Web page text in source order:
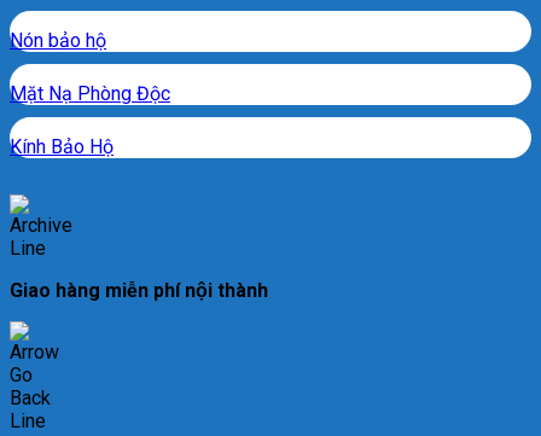
Nón bảo hộ
Mặt Nạ Phòng Độc
Kính Bảo Hộ
Giao hàng miễn phí nội thành